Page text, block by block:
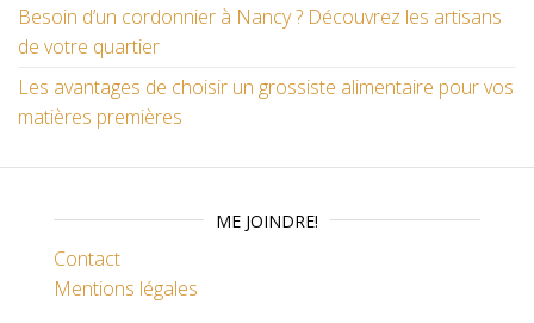
Besoin d’un cordonnier à Nancy ? Découvrez les artisans
de votre quartier
Les avantages de choisir un grossiste alimentaire pour vos
matières premières
ME JOINDRE!
Contact
Mentions légales